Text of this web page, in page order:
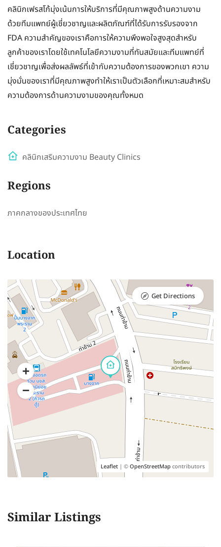
คลินิกเฟรสโก้มุ่งเน้นการให้บริการที่มีคุณภาพสูงด้านความงาม
ด้วยทีมแพทย์ผู้เชี่ยวชาญและผลิตภัณฑ์ที่ได้รับการรับรองจาก
FDA ความสำคัญของเราคือการให้ความพึงพอใจสูงสุดสำหรับ
ลูกค้าของเราโดยใช้เทคโนโลยีความงามที่ทันสมัยและทีมแพทย์ที่
เชี่ยวชาญเพื่อส่งผลลัพธ์ที่เข้ากับความต้องการของพวกเขา ความ
มุ่งมั่นของเราที่มีคุณภาพสูงทำให้เราเป็นตัวเลือกที่เหมาะสมสำหรับ
ความต้องการด้านความงามของคุณทั้งหมด
Categories
คลินิกเสริมความงาม Beauty Clinics
Regions
ภาคกลางของประเทศไทย
Location
Leaflet | ©OpenStreetMapcontributors
Get Directions
Similar Listings